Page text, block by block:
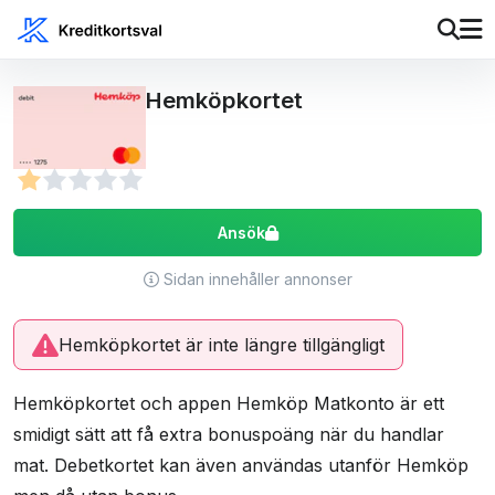
Ansök
Sidan innehåller annonser
Hemköpkortet
Hemköpkortet är inte längre tillgängligt
Hemköpkortet och appen Hemköp Matkonto är ett
smidigt sätt att få extra bonuspoäng när du handlar
mat. Debetkortet kan även användas utanför Hemköp